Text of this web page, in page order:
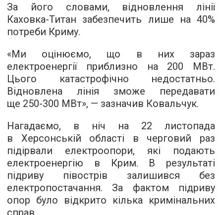
За його словами, відновлення лінії
Каховка-Титан забезпечить лише на 40%
потреби Криму.
«Ми оцінюємо, що в них зараз
електроенергії приблизно на 200 МВт.
Цього катастрофічно недостатньо.
Відновлена лінія зможе передавати
ще 250-300 МВт», — зазначив Ковальчук.
Нагадаємо, в ніч на 22 листопада
в Херсонській області в черговий раз
підірвали електроопори, які подають
електроенергію в Крим. В результаті
підриву півострів залишився без
електропостачання. За фактом підриву
опор було відкрито кілька кримінальних
справ.